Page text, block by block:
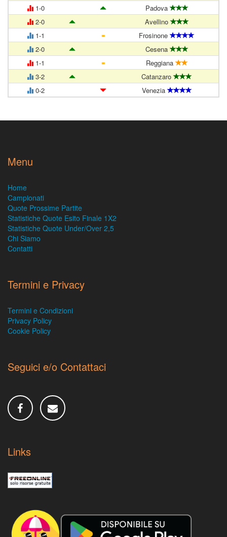
1-0
Padova
2-0
Avellino
1-1
=
Frosinone
2-0
Cesena
1-1
=
Reggiana
3-2
Catanzaro
0-2
Venezia
Menu
Home
Campionati
Quote Prossime Partite
Statistiche Quote Esito Finale 1X2
Statistiche Quote Under/Over 2,5
Chi Siamo
Contatti
Termini e Privacy
Termini e Condizioni
Privacy Policy
Cookie Policy
Seguici e/o Contattaci
Links